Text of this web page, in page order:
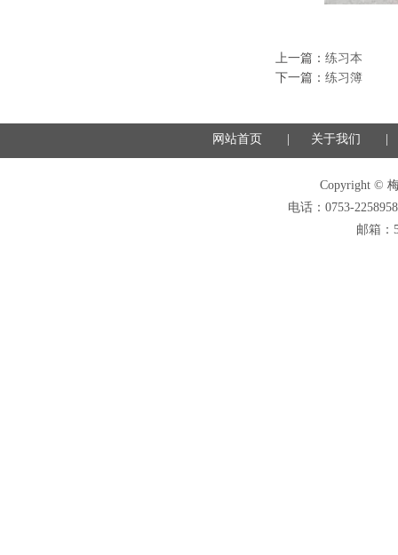
上一篇： 练习本
下一篇： 练习簿
网站首页 关于我们
Copyright ©
电话：0753-
邮箱：